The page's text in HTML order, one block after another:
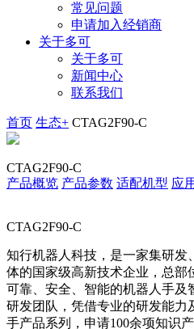
常见问题
申请加入经销商
关于多可
关于多可
新闻中心
联系我们
首页 生态+ CTAG2F90-C
CTAG2F90-C
产品概览 产品参数 适配机型 应
CTAG2F90-C
知行机器人科技，是一家集研发
体的国家级高新技术企业，总部
可靠、安全、智能的机器人手及
研发团队，凭借专业的研发能力
手产品系列，申请100余项知识